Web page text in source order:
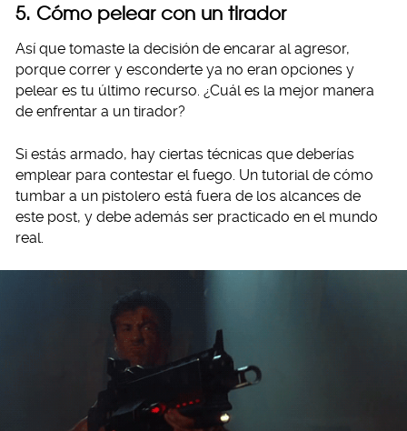
5. Cómo pelear con un tirador
Así que tomaste la decisión de encarar al agresor,
porque correr y esconderte ya no eran opciones y
pelear es tu último recurso. ¿Cuál es la mejor manera
de enfrentar a un tirador?
Si estás armado, hay ciertas técnicas que deberías
emplear para contestar el fuego. Un tutorial de cómo
tumbar a un pistolero está fuera de los alcances de
este post, y debe además ser practicado en el mundo
real.